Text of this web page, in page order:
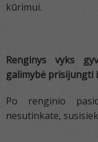
kūrimui.
Renginys vyks
galimybė prisijungti
Po renginio
nesutinkate,